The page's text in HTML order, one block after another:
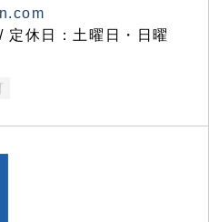
休日：土曜日・日曜